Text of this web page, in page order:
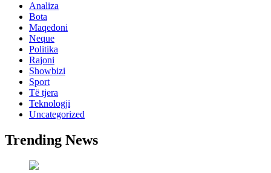
Analiza
Bota
Maqedoni
Neque
Politika
Rajoni
Showbizi
Sport
Të tjera
Teknologji
Uncategorized
Trending News